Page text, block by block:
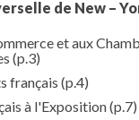
de New –
et aux
(p.3)
français (p.4)
à l'Exposition(p.7)